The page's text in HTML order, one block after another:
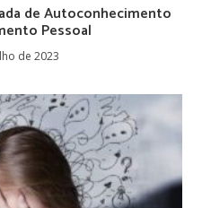
de Autoconhecimento
Pessoal
de 2023